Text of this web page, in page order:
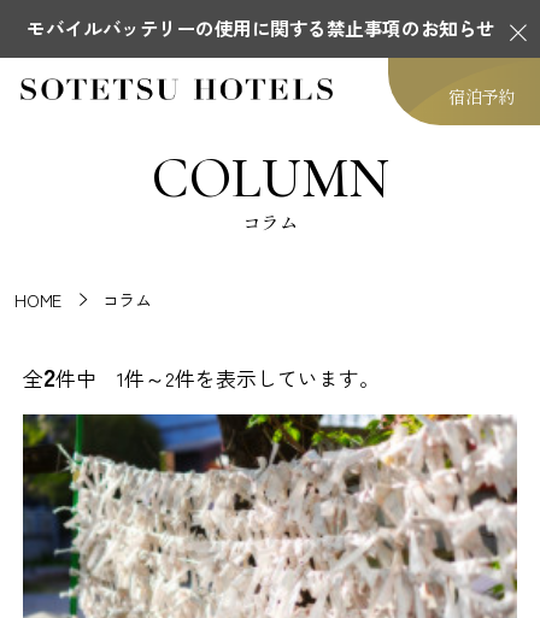
モバイルバッテリーの使用に関する禁止事項のお知らせ
宿泊予約
COLUMN
コラム
HOME コラム
全2件中 1件～2件を表示しています。